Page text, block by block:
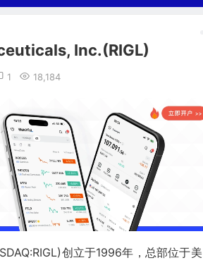
Inc.(RIGL)
1 18,184
创立于1996年，总部位于